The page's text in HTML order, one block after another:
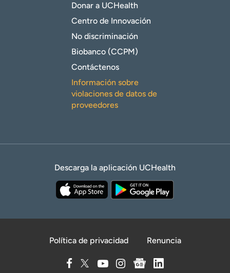
Donar a UCHealth
Centro de Innovación
No discriminación
Biobanco (CCPM)
Contáctenos
Información sobre
violaciones de datos de
proveedores
Descarga la aplicación UCHealth
Política de privacidad Renuncia